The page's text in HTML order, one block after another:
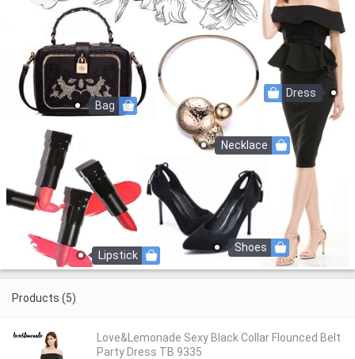
Dress
Bag
Shoes
Necklace
Lipstick
Products (5)
Love&Lemonade Sexy Black Collar Flounced Belt
Party Dress TB 9335